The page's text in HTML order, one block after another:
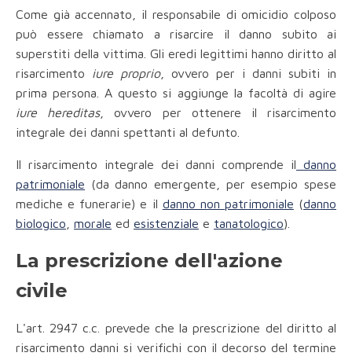
Come già accennato, il responsabile di omicidio colposo
può essere chiamato a risarcire il danno subito ai
superstiti della vittima. Gli eredi legittimi hanno diritto al
risarcimento iure proprio, ovvero per i danni subiti in
prima persona. A questo si aggiunge la facoltà di agire
iure hereditas, ovvero per ottenere il risarcimento
integrale dei danni spettanti al defunto.
Il risarcimento integrale dei danni comprende il danno
patrimoniale (da danno emergente, per esempio spese
mediche e funerarie) e il danno non patrimoniale (danno
biologico
morale ed esistenziale e tanatologico).
La prescrizione dell'azione
civile
L'art. 2947 c.c. prevede che la prescrizione del diritto al
risarcimento danni si verifichi con il decorso del termine